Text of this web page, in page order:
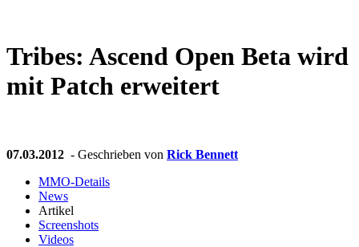
Follow us
Tribes: Ascend Open Beta wird
mit Patch erweitert
07.03.2012 - Geschrieben von Rick Bennett
MMO-Details
News
Artikel
Screenshots
Videos